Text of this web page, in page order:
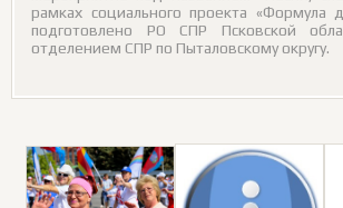
рамках социального проекта «Формула
подготовлено РО СПР Псковской
отделением СПР по Пыталовскому округу.